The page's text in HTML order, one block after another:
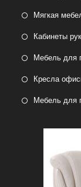
Мягкая
Кабинеты
Мебель для
Кресла
Мебель для